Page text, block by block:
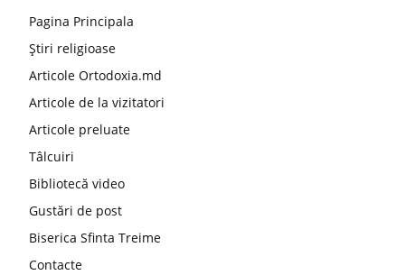
Pagina Principala
Știri religioase
Articole Ortodoxia.md
Articole de la vizitatori
Articole preluate
Tâlcuiri
Bibliotecă video
Gustări de post
Biserica Sfinta Treime
Contacte